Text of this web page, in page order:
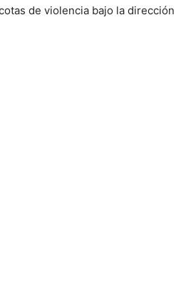
de violencia bajo la dirección